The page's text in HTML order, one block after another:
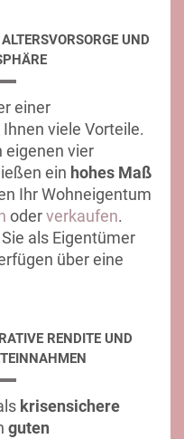
UND
einer
viele Vorteile.
eigenen vier
ein hohes Maß
Ihr Wohneigentum
oderverkaufen.
als Eigentümer
über eine
RENDITE UND
krisensichere
guten